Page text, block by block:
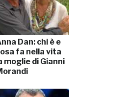
Dan: chi è e
fa nella vita
moglie di Gianni